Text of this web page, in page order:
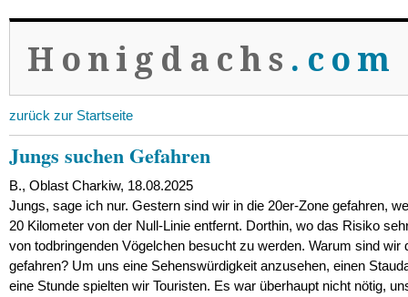
Honigdachs .com
zurück zur Startseite
Jungs suchen Gefahren
B., Oblast Charkiw, 18.08.2025
Jungs, sage ich nur. Gestern sind wir in die 20er-Zone gefahren,
20 Kilometer von der Null-Linie entfernt. Dorthin, wo das Risiko
von todbringenden Vögelchen besucht zu werden. Warum sind wir
gefahren? Um uns eine Sehenswürdigkeit anzusehen, einen
eine Stunde spielten wir Touristen. Es war überhaupt nicht nötig,